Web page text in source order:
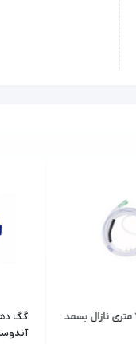
لوله رابط 7.5 متری نازال بسمد
گگ